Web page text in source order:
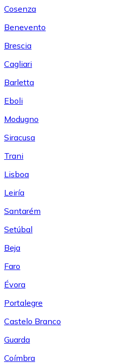
Cosenza
Benevento
Brescia
Cagliari
Barletta
Eboli
Modugno
Siracusa
Trani
Lisboa
Leiría
Santarém
Setúbal
Beja
Faro
Évora
Portalegre
Castelo Branco
Guarda
Coímbra